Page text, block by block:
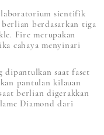
sientifik
berdasarkan tiga
Fire merupakan
cahaya menyinari
dipantulkan saat faset
pantulan kilauan
berlian digerakkan
Diamond dari